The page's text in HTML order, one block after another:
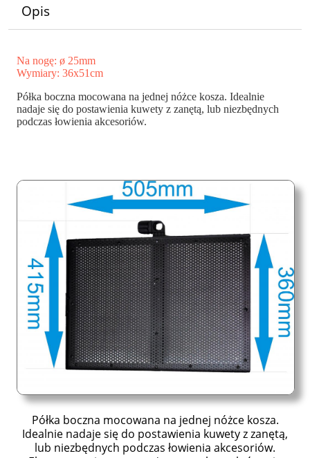
Opis
Na nogę: ø 25mm
Wymiary: 36x51cm
Półka boczna mocowana na jednej nóżce kosza. Idealnie
nadaje się do postawienia kuwety z zanętą, lub niezbędnych
podczas łowienia akcesoriów.
Półka boczna mocowana na jednej nóżce kosza.
Idealnie nadaje się do postawienia kuwety z zanętą,
lub niezbędnych podczas łowienia akcesoriów.